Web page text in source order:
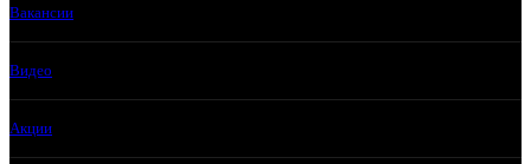
Вакансии
Видео
Акции